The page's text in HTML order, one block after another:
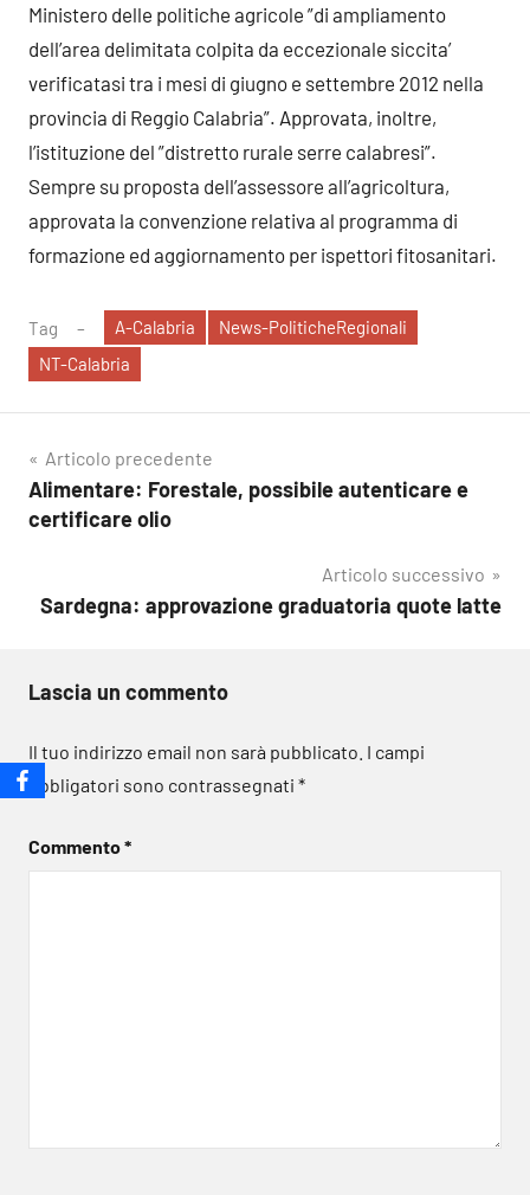
Ministero delle politiche agricole ”di ampliamento
dell’area delimitata colpita da eccezionale siccita’
verificatasi tra i mesi di giugno e settembre 2012 nella
provincia di Reggio Calabria”. Approvata, inoltre,
l’istituzione del ”distretto rurale serre calabresi”.
Sempre su proposta dell’assessore all’agricoltura,
approvata la convenzione relativa al programma di
formazione ed aggiornamento per ispettori fitosanitari.
Tag A-Calabria
News-PoliticheRegionali
NT-Calabria
Navigazione
articoli
Articolo precedente
Alimentare: Forestale, possibile autenticare e
certificare olio
Articolo successivo
Sardegna: approvazione graduatoria quote latte
Lascia un commento
Il tuo indirizzo email non sarà pubblicato. I campi
obbligatori sono contrassegnati *
Commento*